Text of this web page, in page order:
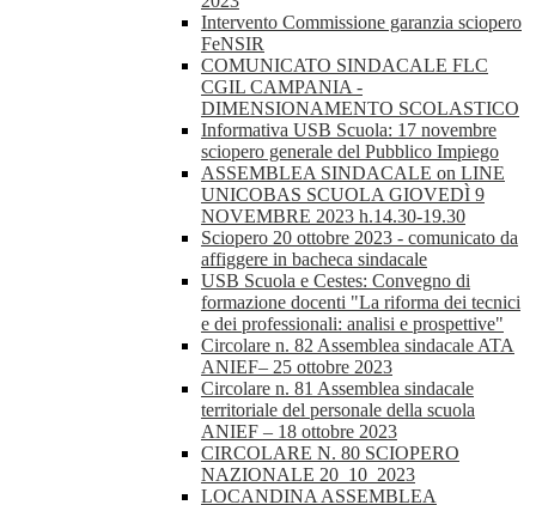
Intervento Commissione garanzia sciopero
FeNSIR
COMUNICATO SINDACALE FLC
CGIL CAMPANIA -
DIMENSIONAMENTO SCOLASTICO
Informativa USB Scuola: 17 novembre
sciopero generale del Pubblico Impiego
ASSEMBLEA SINDACALE on LINE
UNICOBAS SCUOLA GIOVEDÌ 9
NOVEMBRE 2023 h.14.30-19.30
Sciopero 20 ottobre 2023 - comunicato da
affiggere in bacheca sindacale
USB Scuola e Cestes: Convegno di
formazione docenti "La riforma dei tecnici
e dei professionali: analisi e prospettive"
Circolare n. 82 Assemblea sindacale ATA
ANIEF– 25 ottobre 2023
Circolare n. 81 Assemblea sindacale
territoriale del personale della scuola
ANIEF – 18 ottobre 2023
CIRCOLARE N. 80 SCIOPERO
NAZIONALE 20_10_2023
LOCANDINA ASSEMBLEA